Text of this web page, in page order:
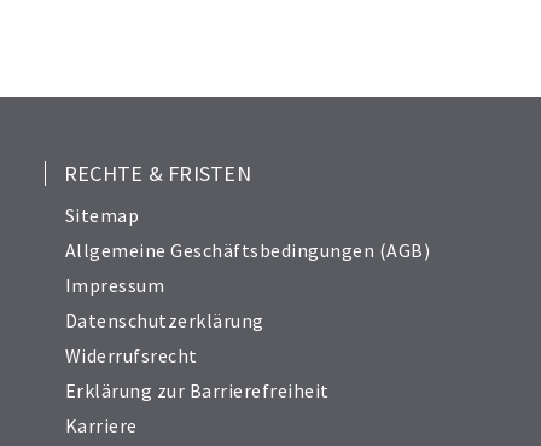
RECHTE & FRISTEN
Sitemap
Allgemeine Geschäftsbedingungen (AGB)
Impressum
Datenschutzerklärung
Widerrufsrecht
Erklärung zur Barrierefreiheit
Karriere